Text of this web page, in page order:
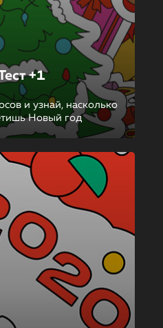
+1
и узнай, насколько
Новый год